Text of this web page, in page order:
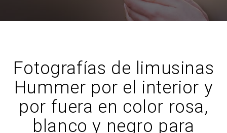
Fotografías de limusinas
Hummer por el interior y
por fuera en color rosa,
blanco y negro para